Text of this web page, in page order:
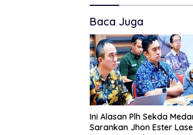
Baca Juga
Ini Alasan Plh Sekda
Sarankan Jhon Ester Lase